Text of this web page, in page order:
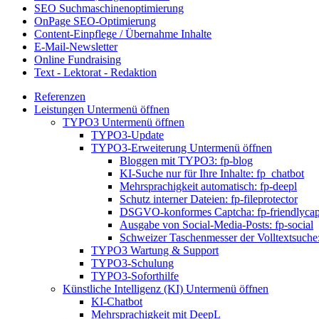
SEO Suchmaschinenoptimierung
OnPage SEO-Optimierung
Content-Einpflege / Übernahme Inhalte
E-Mail-Newsletter
Online Fundraising
Text - Lektorat - Redaktion
Referenzen
Leistungen Untermenü öffnen
TYPO3 Untermenü öffnen
TYPO3-Update
TYPO3-Erweiterung Untermenü öffnen
Bloggen mit TYPO3: fp-blog
KI-Suche nur für Ihre Inhalte: fp_chatbot
Mehrsprachigkeit automatisch: fp-deepl
Schutz interner Dateien: fp-fileprotector
DSGVO-konformes Captcha: fp-
Ausgabe von Social-Media-Posts: fp-social
Schweizer Taschenmesser der
TYPO3 Wartung & Support
TYPO3-Schulung
TYPO3-Soforthilfe
Künstliche Intelligenz (KI) Untermenü öffnen
KI-Chatbot
Mehrsprachigkeit mit DeepL